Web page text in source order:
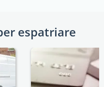
espatriare